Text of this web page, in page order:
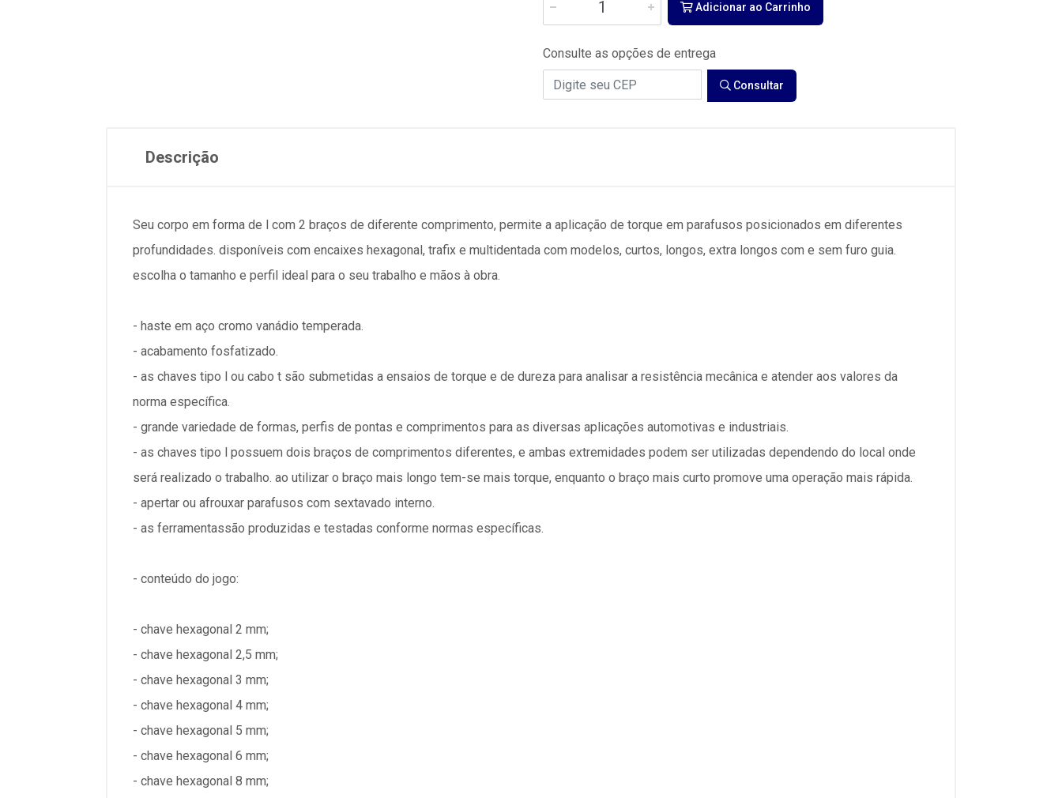
Adicionar ao Carrinho
Consulte as opções de entrega
Consultar
Descrição
Seu corpo em forma de l com 2 braços de diferente comprimento, permite a aplicação de torque em parafusos posicionados em diferentes
profundidades. disponíveis com encaixes hexagonal, trafix e multidentada com modelos, curtos, longos, extra longos com e sem furo guia.
escolha o tamanho e perfil ideal para o seu trabalho e mãos à obra.
- haste em aço cromo vanádio temperada.
- acabamento fosfatizado.
- as chaves tipo l ou cabo t são submetidas a ensaios de torque e de dureza para analisar a resistência mecânica e atender aos valores da
norma específica.
- grande variedade de formas, perfis de pontas e comprimentos para as diversas aplicações automotivas e industriais.
- as chaves tipo l possuem dois braços de comprimentos diferentes, e ambas extremidades podem ser utilizadas dependendo do local onde
será realizado o trabalho. ao utilizar o braço mais longo tem-se mais torque, enquanto o braço mais curto promove uma operação mais rápida.
- apertar ou afrouxar parafusos com sextavado interno.
- as ferramentassão produzidas e testadas conforme normas específicas.
- conteúdo do jogo:
- chave hexagonal 2 mm;
- chave hexagonal 2,5 mm;
- chave hexagonal 3 mm;
- chave hexagonal 4 mm;
- chave hexagonal 5 mm;
- chave hexagonal 6 mm;
- chave hexagonal 8 mm;